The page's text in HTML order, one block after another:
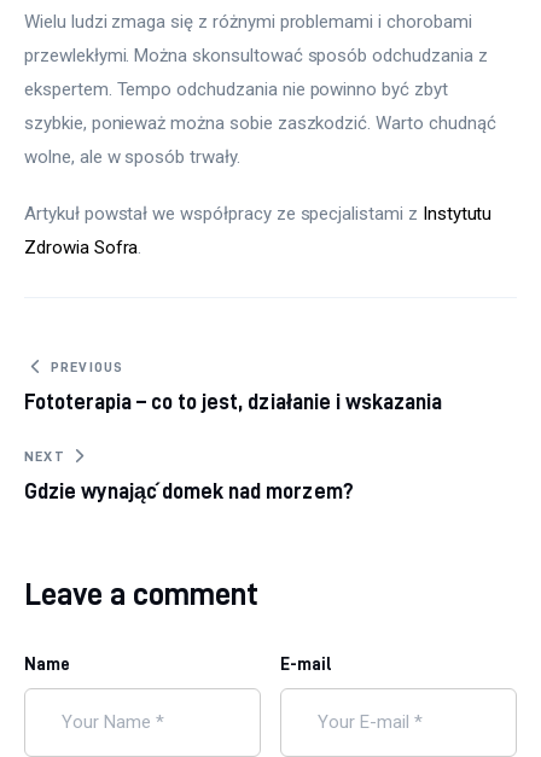
Wielu ludzi zmaga się z różnymi problemami i chorobami
przewlekłymi. Można skonsultować sposób odchudzania z
ekspertem. Tempo odchudzania nie powinno być zbyt
szybkie, ponieważ można sobie zaszkodzić. Warto chudnąć
wolne, ale w sposób trwały.
Artykuł powstał we współpracy ze specjalistami z Instytutu
Zdrowia Sofra.
Nawigacja
wpisu
PREVIOUS
Fototerapia – co to jest, działanie i wskazania
NEXT
Gdzie wynająć domek nad morzem?
Leave a comment
Name E-mail